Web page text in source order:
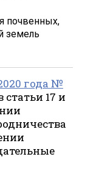
почвенных,
земель
года №
17 и